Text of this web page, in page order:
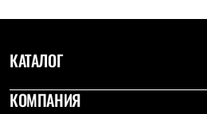
КАТАЛОГ
КОМПАНИЯ